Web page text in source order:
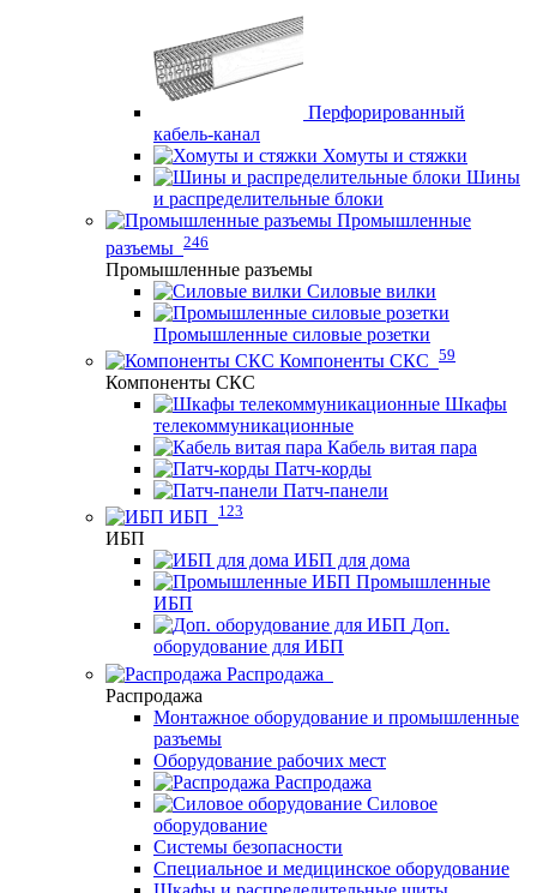
Перфорированный
кабель-канал
Хомуты и стяжки
Шины
и распределительные блоки
Промышленные
разъемы 246
Промышленные разъемы
Силовые вилки
Промышленные силовые розетки
Компоненты СКС 59
Компоненты СКС
Шкафы
телекоммуникационные
Кабель витая пара
Патч-корды
Патч-панели
ИБП
123
ИБП
ИБП для дома
Промышленные
ИБП
Доп.
оборудование для ИБП
Распродажа
Распродажа
Монтажное оборудование и промышленные
разъемы
Оборудование рабочих мест
Распродажа
Силовое
оборудование
Системы безопасности
Специальное и медицинское оборудование